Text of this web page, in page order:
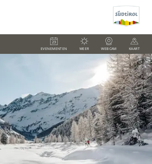
EVENEMENTEN WEER WEBCAM KAART